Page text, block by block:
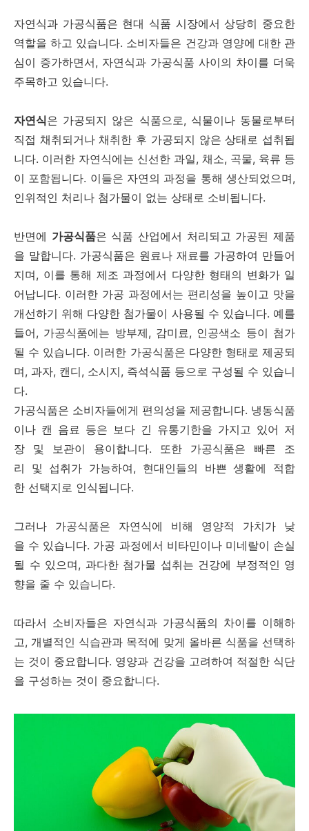
자연식과 가공식품은 현대 식품 시장에서 상당히 중요한
역할을 하고 있습니다. 소비자들은 건강과 영양에 대한 관
심이 증가하면서, 자연식과 가공식품 사이의 차이를 더욱
주목하고 있습니다.
자연식은 가공되지 않은 식품으로, 식물이나 동물로부터
직접 채취되거나 채취한 후 가공되지 않은 상태로 섭취됩
니다. 이러한 자연식에는 신선한 과일, 채소, 곡물, 육류 등
이 포함됩니다. 이들은 자연의 과정을 통해 생산되었으며,
인위적인 처리나 첨가물이 없는 상태로 소비됩니다.
반면에 가공식품은 식품 산업에서 처리되고 가공된 제품
을 말합니다. 가공식품은 원료나 재료를 가공하여 만들어
지며, 이를 통해 제조 과정에서 다양한 형태의 변화가 일
어납니다. 이러한 가공 과정에서는 편리성을 높이고 맛을
개선하기 위해 다양한 첨가물이 사용될 수 있습니다. 예를
들어, 가공식품에는 방부제, 감미료, 인공색소 등이 첨가
될 수 있습니다. 이러한 가공식품은 다양한 형태로 제공되
며, 과자, 캔디, 소시지, 즉석식품 등으로 구성될 수 있습니
다.
가공식품은 소비자들에게 편의성을 제공합니다. 냉동식품
이나 캔 음료 등은 보다 긴 유통기한을 가지고 있어 저
장 및 보관이 용이합니다. 또한 가공식품은 빠른 조
리 및 섭취가 가능하여, 현대인들의 바쁜 생활에 적합
한 선택지로 인식됩니다.
그러나 가공식품은 자연식에 비해 영양적 가치가 낮
을 수 있습니다. 가공 과정에서 비타민이나 미네랄이 손실
될 수 있으며, 과다한 첨가물 섭취는 건강에 부정적인 영
향을 줄 수 있습니다.
따라서 소비자들은 자연식과 가공식품의 차이를 이해하
고, 개별적인 식습관과 목적에 맞게 올바른 식품을 선택하
는 것이 중요합니다. 영양과 건강을 고려하여 적절한 식단
을 구성하는 것이 중요합니다.